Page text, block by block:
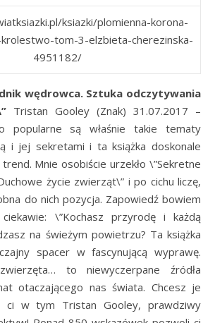
ksiazki/plomienna-korona-
tom-3-elzbieta-cherezinska-
4951182/
wędrowca. Sztuka odczytywania
Tristan Gooley (Znak) 31.07.2017 –
popularne są właśnie takie tematy
i jej sekretami i ta książka doskonale
Mnie osobiście urzekło \”Sekretne
życie zwierząt\” i po cichu liczę,
do nich pozycja. Zapowiedź bowiem
\”Kochasz przyrodę i każdą
na świeżym powietrzu? Ta książka
spacer w fascynującą wyprawę.
to niewyczerpane źródła
otaczającego nas świata. Chcesz je
ci w tym Tristan Gooley, prawdziwy